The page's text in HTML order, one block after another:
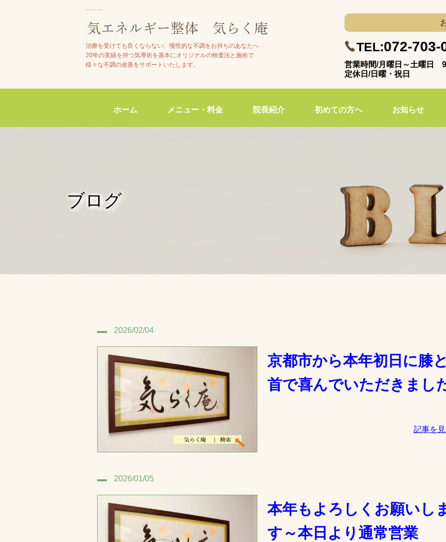
治療を受けても良くならない、慢性的な不調をお持ちのあなたへ
20年の実績を持つ気導術を基本にオリジナルの検査法と施術で
様々な不調の改善をサポートいたします。
TEL:072-703-
営業時間/月曜日～土曜日
定休日/日曜・祝日
ホーム メニュー・料金 院長紹介 初めての方へ お知らせ
ブログ
2026/02/04
京都市から本年初日に膝
首で喜んでいただきまし
記事を
2026/01/05
本年もよろしくお願いし
す～本日より通常営業